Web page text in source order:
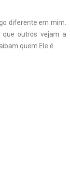
diferente em mim.
outros vejam a
quem Ele é.